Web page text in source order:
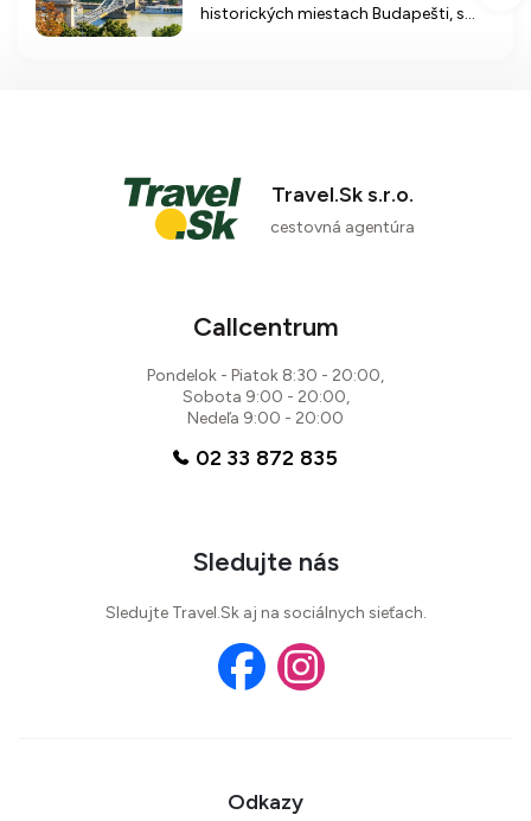
historických miestach Budapešti, s
Travel.Sk s.r.o.
cestovná agentúra
Callcentrum
Pondelok - Piatok 8:30 - 20:00,
Sobota 9:00 - 20:00,
Nedeľa 9:00 - 20:00
02 33 872 835
Sledujte nás
Sledujte Travel.Sk aj na sociálnych sieťach.